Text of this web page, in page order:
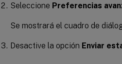
Seleccione Preferencias
Se mostrará el cuadro de
Desactive la opción Enviar